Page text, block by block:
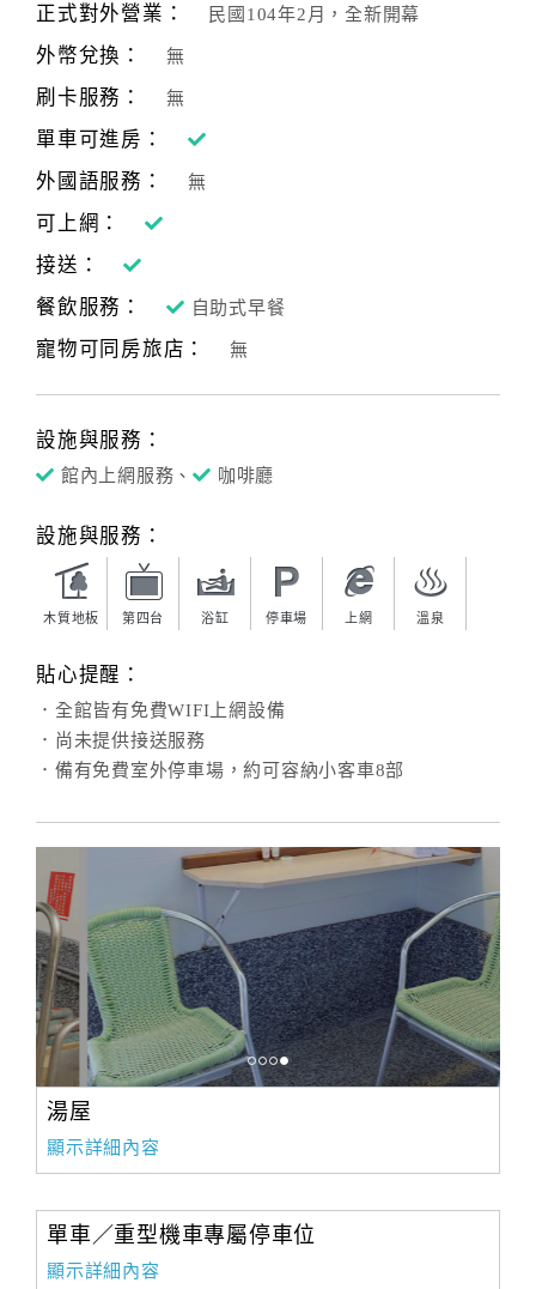
客
利
查
詢
訂
房
Q&A
國
訂
房
款
合
飯
店
合
作
廠
商
合
作
正式對外營業： 民國104年2月，全新開幕
外幣兌換： 無
刷卡服務： 無
單車可進房：
外國語服務：
無
可上網：
接送：
餐飲服務：
自助式早餐
寵物可同房旅店： 無
設施與服務：
館內上網服務、 咖啡廳
設施與服務：
木質地板 第四台 浴缸 停車場 上網 溫泉
貼心提醒：
．全館皆有免費WIFI上網設備
．尚未提供接送服務
．備有免費室外停車場，約可容納小客車8部
湯屋
顯示詳細內容
單車／重型機車專屬停車位
顯示詳細內容